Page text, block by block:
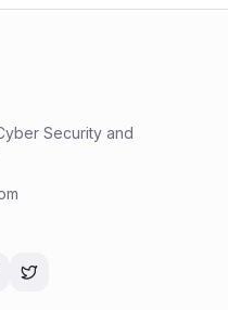
Security and